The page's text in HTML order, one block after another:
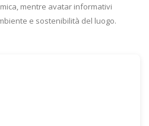
mentre avatar informativi
e sostenibilità del luogo.